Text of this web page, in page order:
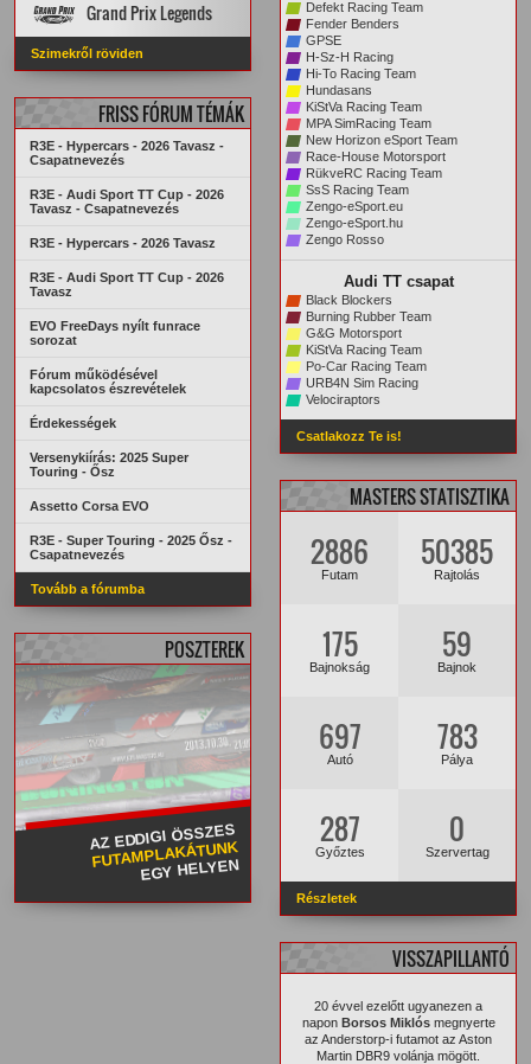
KREDITRENDSZER
PÁLYA REKORDOK
STATISZTIKÁK
ARCHÍVUM
Grand Prix Legends
Főoldal
Szimekről röviden
FRISS FÓRUM TÉMÁK
R3E - Hypercars - 2026 Tavasz -
Csapatnevezés
R3E - Audi Sport TT Cup - 2026
Tavasz - Csapatnevezés
R3E - Hypercars - 2026 Tavasz
R3E - Audi Sport TT Cup - 2026
Tavasz
EVO FreeDays nyílt funrace
sorozat
Fórum működésével
kapcsolatos észrevételek
Érdekességek
Versenykiírás: 2025 Super
Touring - Ősz
Assetto Corsa EVO
R3E - Super Touring - 2025 Ősz -
Csapatnevezés
Tovább a fórumba
POSZTEREK
AZ EDDIGI ÖSSZES
FUTAMPLAKÁTUNK
EGY HELYEN
Defekt Racing Team
Fender Benders
GPSE
H-Sz-H Racing
Hi-To Racing Team
Hundasans
KiStVa Racing Team
MPA SimRacing Team
New Horizon eSport Team
Race-House Motorsport
RükveRC Racing Team
SsS Racing Team
Zengo-eSport.eu
Zengo-eSport.hu
Zengo Rosso
Audi TT csapat
Black Blockers
Burning Rubber Team
G&G Motorsport
KiStVa Racing Team
Po-Car Racing Team
URB4N Sim Racing
Velociraptors
Csatlakozz Te is!
MASTERS STATISZTIKA
2886
Futam
50385
Rajtolás
175
Bajnokság
59
Bajnok
697
Autó
783
Pálya
287
Győztes
0
Szervertag
Részletek
VISSZAPILLANTÓ
20 évvel ezelőtt ugyanezen a
napon Borsos Miklósmegnyerte
az Anderstorp-i futamot az Aston
Martin DBR9 volánja mögött.